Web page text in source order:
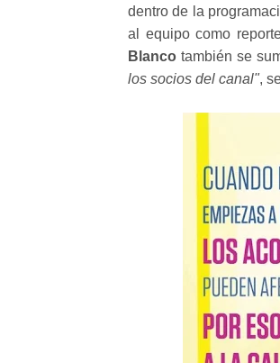
dentro de la
al equipo como
Blanco también se
los socios del canal",